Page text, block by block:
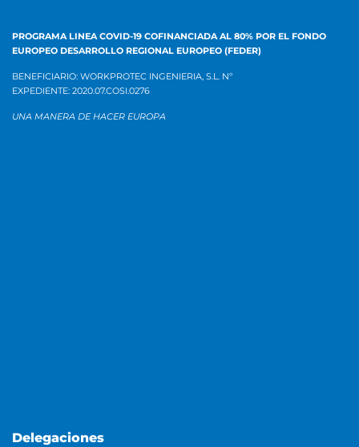
PROGRAMA LINEA COVID-19 COFINANCIADA AL 80% POR EL FONDO
EUROPEO DESARROLLO REGIONAL EUROPEO (FEDER)
BENEFICIARIO: WORKPROTEC INGENIERIA, S.L. Nº
EXPEDIENTE: 2020.07.COSI.0276
UNA MANERA DE HACER EUROPA
Delegaciones